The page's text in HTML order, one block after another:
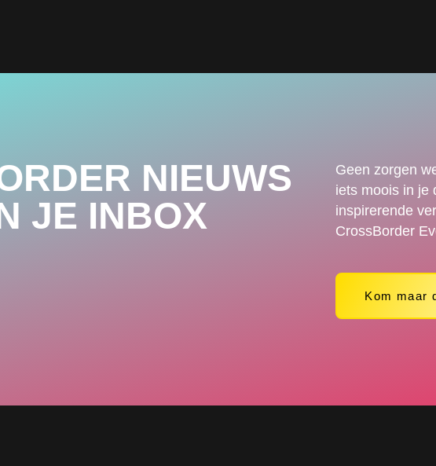
NIEUWS
JE INBOX
Geen zorgen
iets moois in je
inspirerende
CrossBorder
Kom maar